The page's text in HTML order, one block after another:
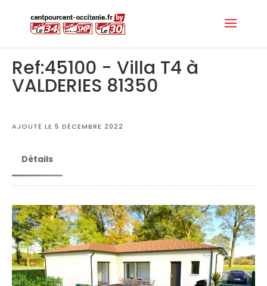
Ref:45100 - Villa T4 à
VALDERIES 81350
AJOUTÉ LE 5 DÉCEMBRE 2022
Détails